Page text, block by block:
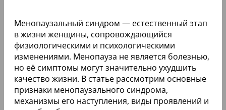
Менопаузальный синдром — естественный этап
в жизни женщины, сопровождающийся
физиологическими и психологическими
изменениями. Менопауза не является болезнью,
но её симптомы могут значительно ухудшить
качество жизни. В статье рассмотрим основные
признаки менопаузального синдрома,
механизмы его наступления, виды проявлений и